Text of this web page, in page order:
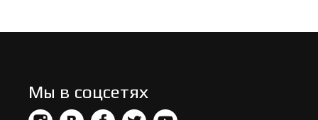
Мы в соцсетях